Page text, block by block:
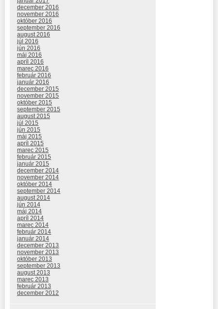
december 2016
november 2016
október 2016
september 2016
august 2016
júl 2016
jún 2016
máj 2016
apríl 2016
marec 2016
február 2016
január 2016
december 2015
november 2015
október 2015
september 2015
august 2015
júl 2015
jún 2015
máj 2015
apríl 2015
marec 2015
február 2015
január 2015
december 2014
november 2014
október 2014
september 2014
august 2014
jún 2014
máj 2014
apríl 2014
marec 2014
február 2014
január 2014
december 2013
november 2013
október 2013
september 2013
august 2013
marec 2013
február 2013
december 2012